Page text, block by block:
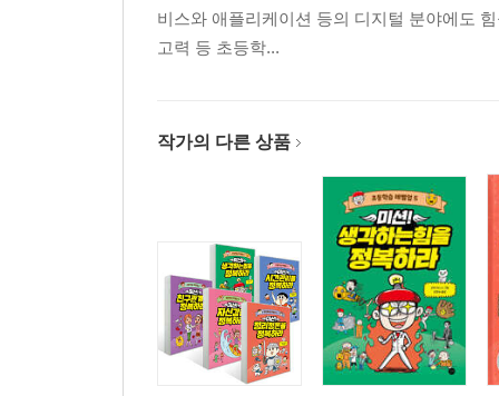
비스와 애플리케이션 등의 디지털 분야에도
고력 등 초등학...
작가의 다른 상품